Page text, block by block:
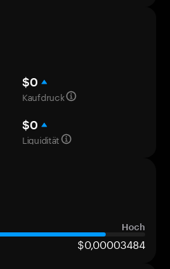
$0
Kaufdruck
$0
Liquidität
Hoch
$0,00003484